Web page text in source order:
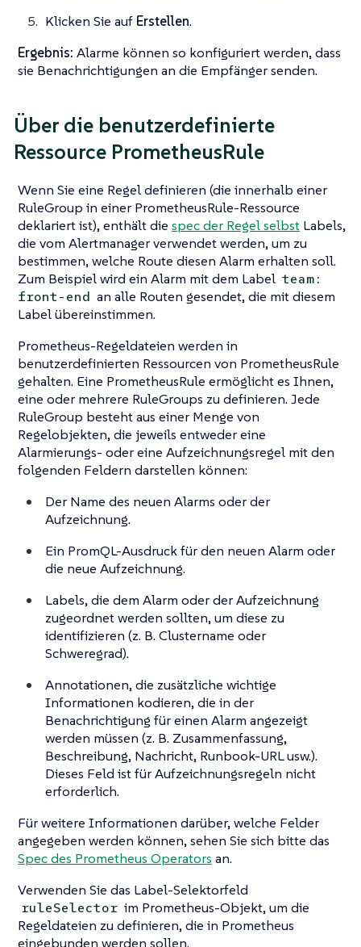
Klicken Sie auf Erstellen.
Ergebnis: Alarme können so konfiguriert werden, dass
sie Benachrichtigungen an die Empfänger senden.
Über die benutzerdefinierte
Ressource PrometheusRule
Wenn Sie eine Regel definieren (die innerhalb einer
RuleGroup in einer PrometheusRule-Ressource
deklariert ist), enthält die spec der Regel selbst Labels,
die vom Alertmanager verwendet werden, um zu
bestimmen, welche Route diesen Alarm erhalten soll.
Zum Beispiel wird ein Alarm mit dem Label team:
front-end an alle Routen gesendet, die mit diesem
Label übereinstimmen.
Prometheus-Regeldateien werden in
benutzerdefinierten Ressourcen von PrometheusRule
gehalten. Eine PrometheusRule ermöglicht es Ihnen,
eine oder mehrere RuleGroups zu definieren. Jede
RuleGroup besteht aus einer Menge von
Regelobjekten, die jeweils entweder eine
Alarmierungs- oder eine Aufzeichnungsregel mit den
folgenden Feldern darstellen können:
Der Name des neuen Alarms oder der
Aufzeichnung.
Ein PromQL-Ausdruck für den neuen Alarm oder
die neue Aufzeichnung.
Labels, die dem Alarm oder der Aufzeichnung
zugeordnet werden sollten, um diese zu
identifizieren (z. B. Clustername oder
Schweregrad).
Annotationen, die zusätzliche wichtige
Informationen kodieren, die in der
Benachrichtigung für einen Alarm angezeigt
werden müssen (z. B. Zusammenfassung,
Beschreibung, Nachricht, Runbook-URL usw.).
Dieses Feld ist für Aufzeichnungsregeln nicht
erforderlich.
Für weitere Informationen darüber, welche Felder
angegeben werden können, sehen Sie sich bitte das
Spec des Prometheus Operators an.
Verwenden Sie das Label-Selektorfeld
ruleSelector im Prometheus-Objekt, um die
Regeldateien zu definieren, die in Prometheus
eingebunden werden sollen.